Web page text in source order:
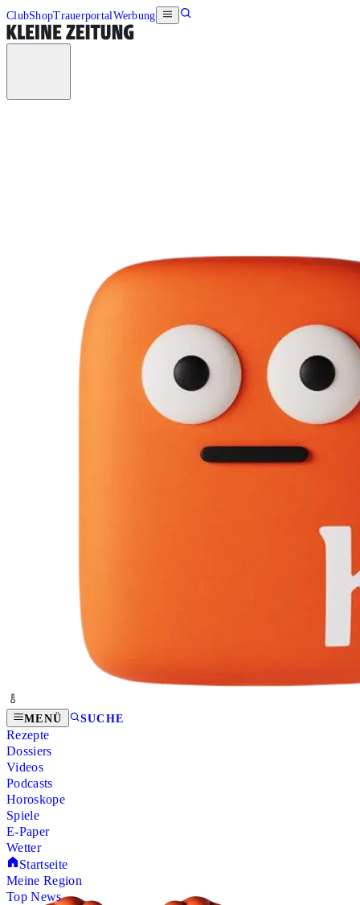
ClubShopTrauerportalWerbung
MENÜ SUCHE
Rezepte
Dossiers
Videos
Podcasts
Horoskope
Spiele
E-Paper
Wetter
Startseite
Meine Region
Top News